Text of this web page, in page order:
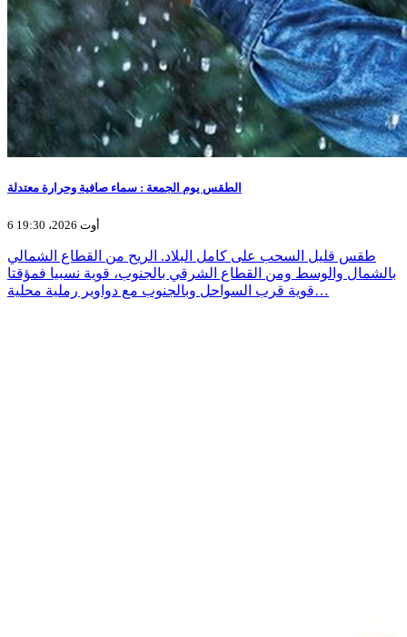
الطقس يوم الجمعة : سماء صافية وحرارة معتدلة
6 أوت 2026، 19:30
طقس قليل السحب على كامل البلاد. الريح من القطاع الشمالي
بالشمال والوسط ومن القطاع الشرقي بالجنوب، قوية نسبيا فمؤقتا
قوية قرب السواحل وبالجنوب مع دواوير رملية محلية…